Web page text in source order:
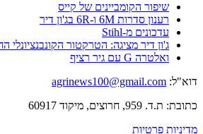
שיפור הקומביינים של קייס
רענון סדרות 6M ו-6R בג'ון דיר
עדכונים מ-Stihl
ג'ון דיר מציגה: הטרקטור הקונבנציונלי
ואלטרה G עם גיר רציף
דוא"ל: agrinews100@gmail.com
כתובת: ת.ד. 959, חרוצים, מיקוד 60917
מדיניות פרטיות